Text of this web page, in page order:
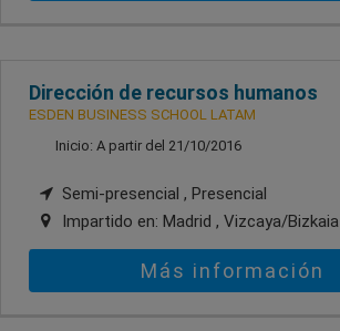
Dirección de recursos humanos
ESDEN BUSINESS SCHOOL LATAM
Inicio: A partir del 21/10/2016
Semi-presencial , Presencial
Impartido en: Madrid , Vizcaya/Bizkaia
Más información